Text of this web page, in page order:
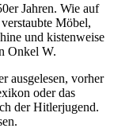
Jahren. Wie auf
Möbel,
und kistenweise
Onkel W.
ausgelesen, vorher
oder das
der Hitlerjugend.